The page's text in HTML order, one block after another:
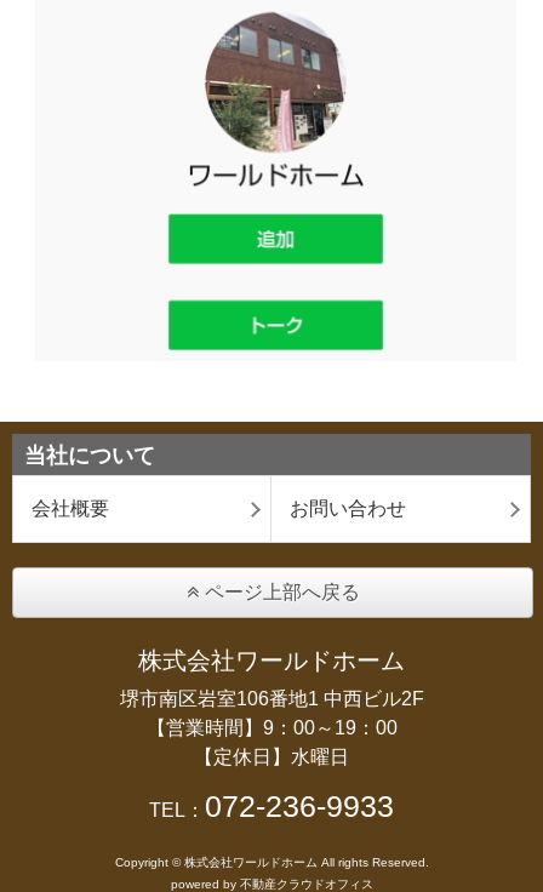
当社について
会社概要 お問い合わせ
ページ上部へ戻る
株式会社ワールドホーム
堺市南区岩室106番地1 中西ビル2F
【営業時間】9：00～19：00
【定休日】水曜日
TEL： 072-236-9933
Copyright © 株式会社ワールドホーム All rights Reserved.
powered by 不動産クラウドオフィス